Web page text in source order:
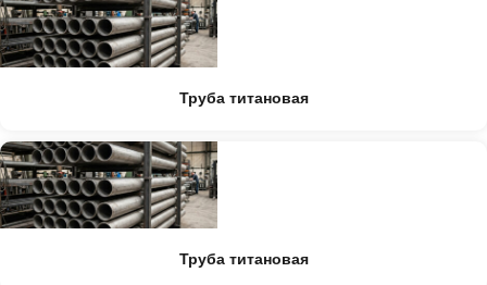
Труба титановая
Труба титановая